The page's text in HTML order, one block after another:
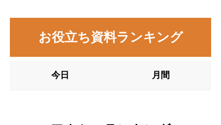
お役立ち資料ランキング
今日 月間